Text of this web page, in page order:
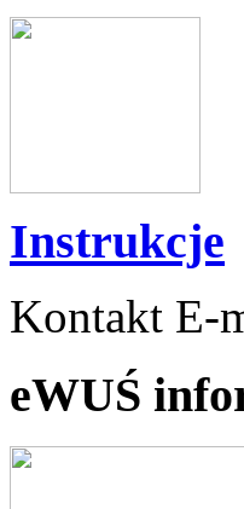
Instrukcje
Kontakt E-
eWUŚ